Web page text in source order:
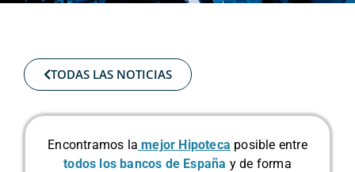
TODAS LAS NOTICIAS
Encontramos la mejor Hipoteca posible entre
todos los bancos de España y de forma